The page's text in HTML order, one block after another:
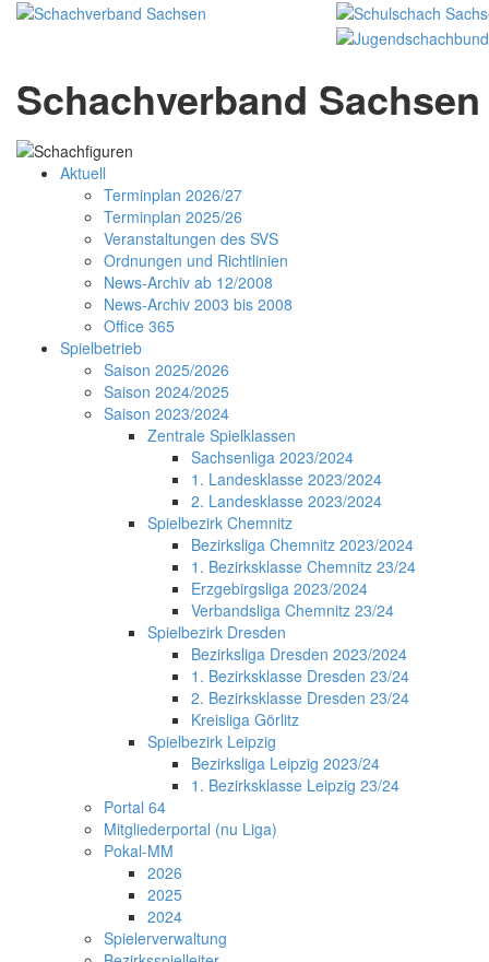
Schachverband Sachsen
Aktuell
Terminplan 2026/27
Terminplan 2025/26
Veranstaltungen des SVS
Ordnungen und Richtlinien
News-Archiv ab 12/2008
News-Archiv 2003 bis 2008
Office 365
Spielbetrieb
Saison 2025/2026
Saison 2024/2025
Saison 2023/2024
Zentrale Spielklassen
Sachsenliga 2023/2024
1. Landesklasse 2023/2024
2. Landesklasse 2023/2024
Spielbezirk Chemnitz
Bezirksliga Chemnitz 2023/2024
1. Bezirksklasse Chemnitz 23/24
Erzgebirgsliga 2023/2024
Verbandsliga Chemnitz 23/24
Spielbezirk Dresden
Bezirksliga Dresden 2023/2024
1. Bezirksklasse Dresden 23/24
2. Bezirksklasse Dresden 23/24
Kreisliga Görlitz
Spielbezirk Leipzig
Bezirksliga Leipzig 2023/24
1. Bezirksklasse Leipzig 23/24
Portal 64
Mitgliederportal (nu Liga)
Pokal-MM
2026
2025
2024
Spielerverwaltung